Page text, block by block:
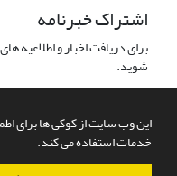
این وب سایت از کوکی ها برای
خدمات استفاده می کند.
اشتراک خبرنامه
برای دریافت اخبار و اطلاعیه
شوید.